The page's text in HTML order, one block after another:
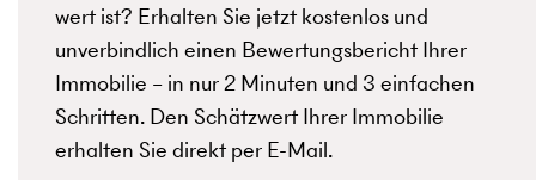
wert ist? Erhalten Sie jetzt kostenlos und
unverbindlich einen Bewertungsbericht Ihrer
Immobilie – in nur 2 Minuten und 3 einfachen
Schritten. Den Schätzwert Ihrer Immobilie
erhalten Sie direkt per E-Mail.